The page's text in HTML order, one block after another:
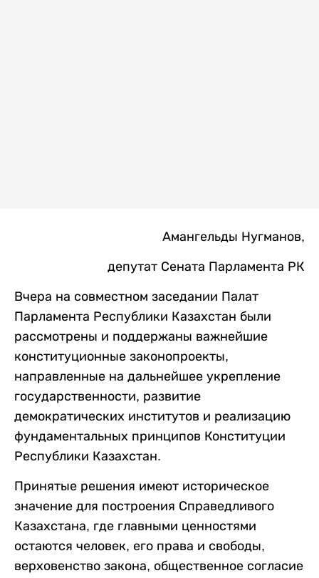
Амангельды Нугманов,
депутат Сената Парламента РК
Вчера на совместном заседании Палат
Парламента Республики Казахстан были
рассмотрены и поддержаны важнейшие
конституционные законопроекты,
направленные на дальнейшее укрепление
государственности, развитие
демократических институтов и реализацию
фундаментальных принципов Конституции
Республики Казахстан.
Принятые решения имеют историческое
значение для построения Справедливого
Казахстана, где главными ценностями
остаются человек, его права и свободы,
верховенство закона, общественное согласие